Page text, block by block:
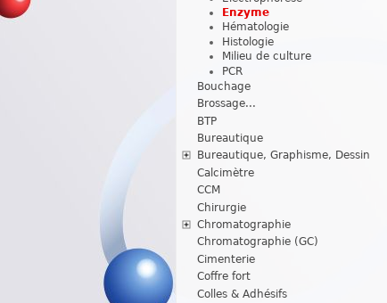
Enzyme
Hématologie
Histologie
Milieu de culture
PCR
Bouchage
Brossage...
BTP
Bureautique
Bureautique, Graphisme, Dessin
Calcimètre
CCM
Chirurgie
Chromatographie
Chromatographie (GC)
Cimenterie
Coffre fort
Colles & Adhésifs